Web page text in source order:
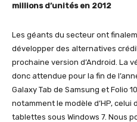
millions d’unités en 2012
Les géants du secteur ont
développer des alternatives
prochaine version d’Android. La
donc attendue pour la fin de
Galaxy Tab de Samsung et Folio
notamment le modèle d’HP, celui
tablettes sous Windows 7. Nous